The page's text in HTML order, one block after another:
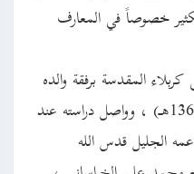
خصوصاً في المعارف
المقدسة برفقة والده
الإمام المصلح قدس سره عام (1364هـ) ، وواصل دراسته عند
الجليل قدس الله